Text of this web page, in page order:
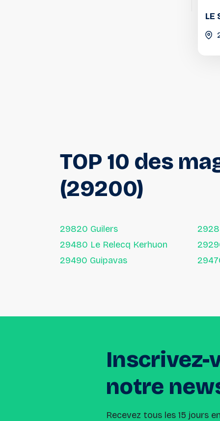
LE
TOP 10 des
(29200)
29820 Guilers
29480 Le Relecq Kerhuon
29490 Guipavas
Inscrivez-
notre
Recevez tous les 15 jours